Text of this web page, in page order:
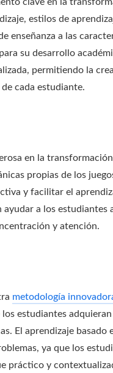
estilos de
enseñanza a las
su desarrollo
permitiendo la
cada estudiante.
en la
propias de los
y facilitar el
a los
y atención.
metodología
estudiantes
El aprendizaje
ya que los
práctico y